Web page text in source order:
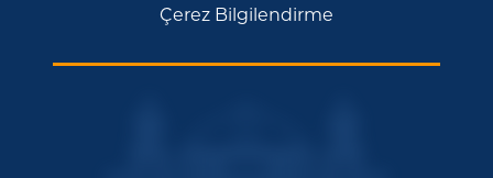
Çerez Bilgilendirme